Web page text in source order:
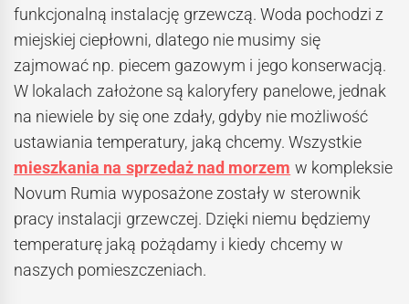
funkcjonalną instalację grzewczą. Woda pochodzi z
miejskiej ciepłowni, dlatego nie musimy się
zajmować np. piecem gazowym i jego konserwacją.
W lokalach założone są kaloryfery panelowe, jednak
na niewiele by się one zdały, gdyby nie możliwość
ustawiania temperatury, jaką chcemy. Wszystkie
mieszkania na sprzedaż nad morzem w kompleksie
Novum Rumia wyposażone zostały w sterownik
pracy instalacji grzewczej. Dzięki niemu będziemy
temperaturę jaką pożądamy i kiedy chcemy w
naszych pomieszczeniach.